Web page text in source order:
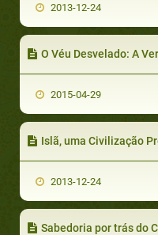
2013-12-24
O Véu Desvelado: A
2015-04-29
Islã, uma Civilização
2013-12-24
Sabedoria por trás do